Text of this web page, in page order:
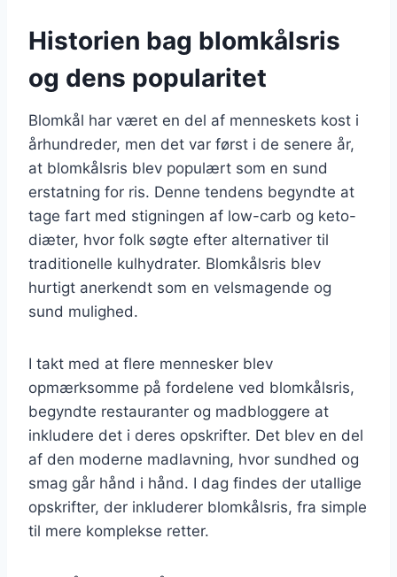
Historien bag blomkålsris
og dens popularitet
Blomkål har været en del af menneskets kost i
århundreder, men det var først i de senere år,
at blomkålsris blev populært som en sund
erstatning for ris. Denne tendens begyndte at
tage fart med stigningen af low-carb og keto-
diæter, hvor folk søgte efter alternativer til
traditionelle kulhydrater. Blomkålsris blev
hurtigt anerkendt som en velsmagende og
sund mulighed.
I takt med at flere mennesker blev
opmærksomme på fordelene ved blomkålsris,
begyndte restauranter og madbloggere at
inkludere det i deres opskrifter. Det blev en del
af den moderne madlavning, hvor sundhed og
smag går hånd i hånd. I dag findes der utallige
opskrifter, der inkluderer blomkålsris, fra simple
til mere komplekse retter.